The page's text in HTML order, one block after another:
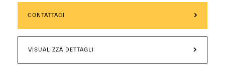
CONTATTACI
VISUALIZZA DETTAGLI